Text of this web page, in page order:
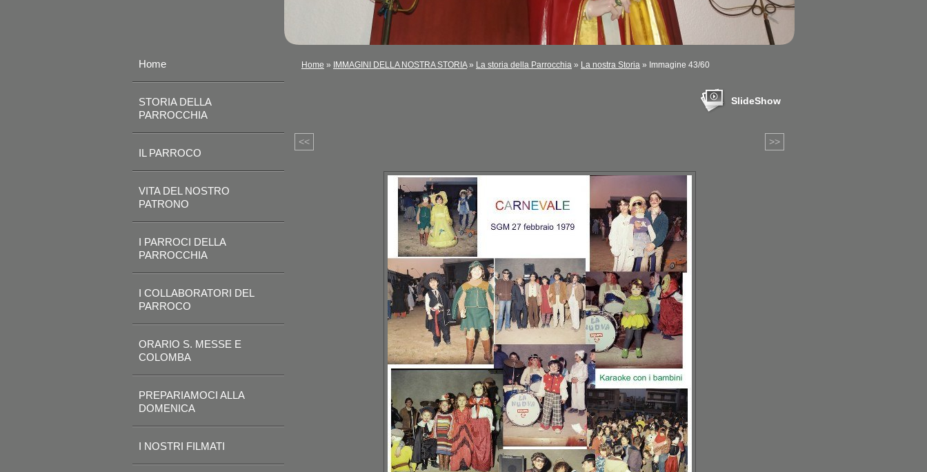
Home » IMMAGINI DELLA NOSTRA STORIA» La storia della Parrocchia » La nostra Storia » Immagine 43/60
SlideShow
<< >>
Home
STORIA DELLA
PARROCCHIA
IL PARROCO
VITA DEL NOSTRO
PATRONO
I PARROCI DELLA
PARROCCHIA
I COLLABORATORI DEL
PARROCO
ORARIO S. MESSE E
COLOMBA
PREPARIAMOCI ALLA
DOMENICA
I NOSTRI FILMATI